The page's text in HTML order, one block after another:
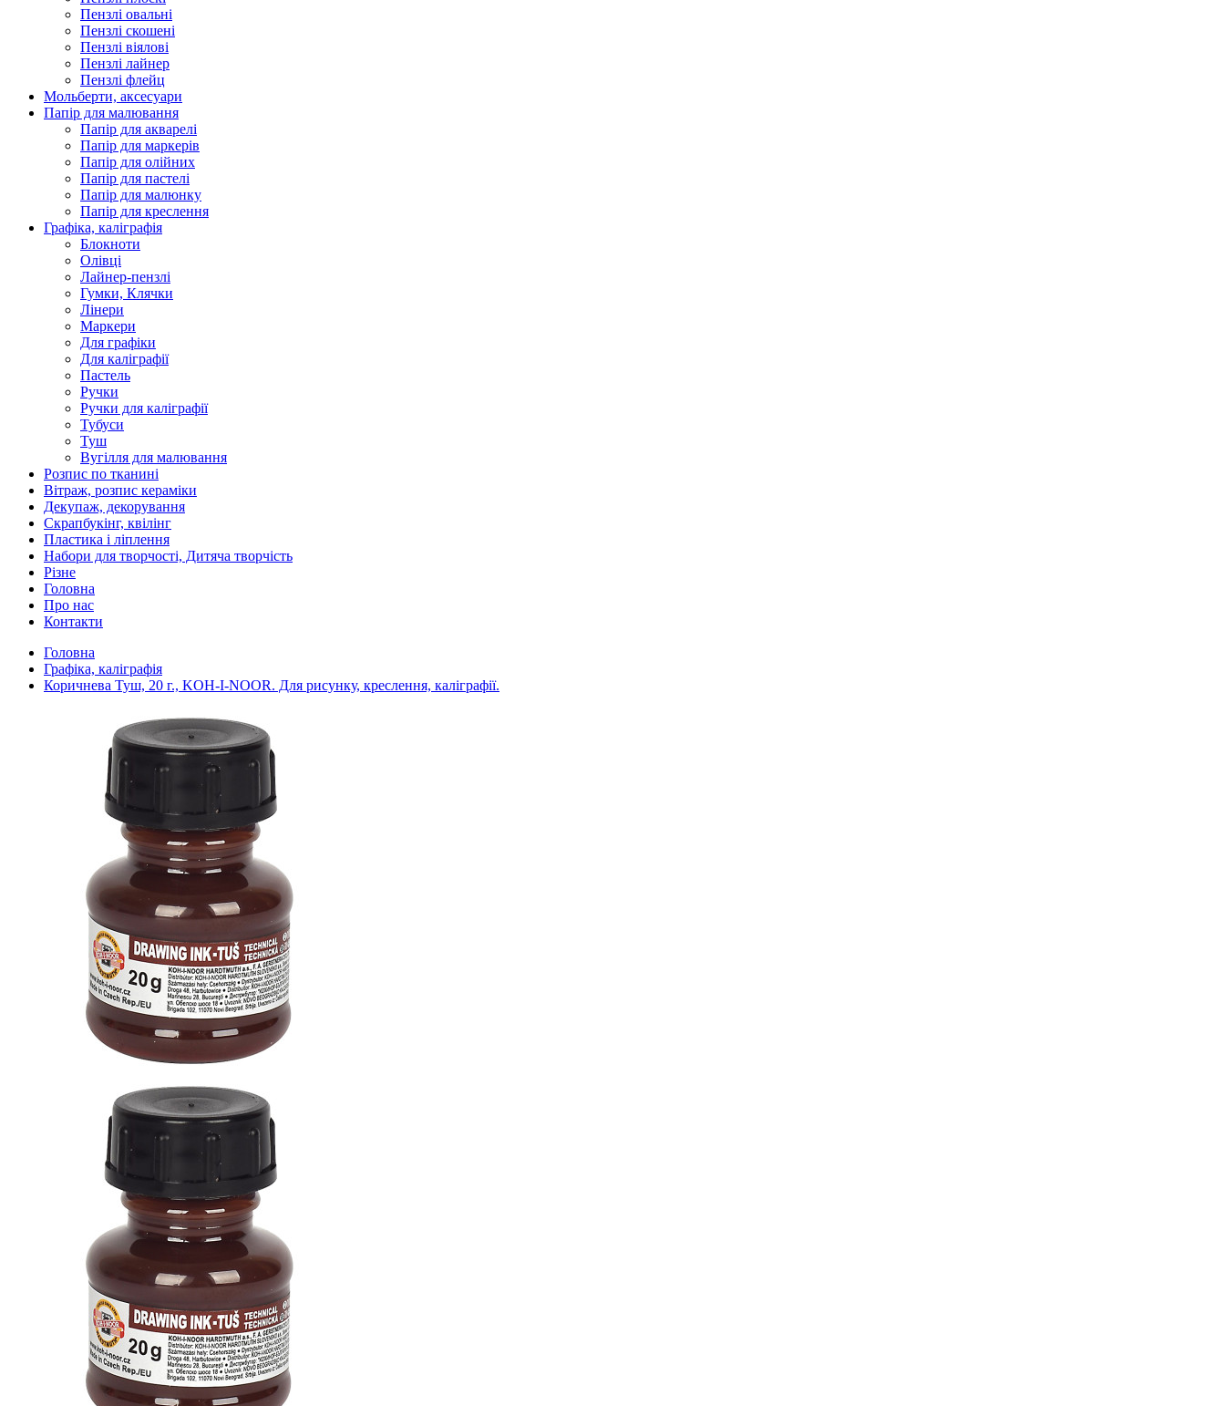
Пензлі овальні
Пензлі скошені
Пензлі віялові
Пензлі лайнер
Пензлі флейц
Мольберти, аксесуари
Папір для малювання
Папір для акварелі
Папір для маркерів
Папір для олійних
Папір для пастелі
Папір для малюнку
Папір для креслення
Графіка, каліграфія
Блокноти
Олівці
Лайнер-пензлі
Гумки, Клячки
Лінери
Маркери
Для графіки
Для каліграфії
Пастель
Ручки
Ручки для каліграфії
Тубуси
Туш
Вугілля для малювання
Розпис по тканині
Вітраж, розпис кераміки
Декупаж, декорування
Скрапбукінг, квілінг
Пластика і ліплення
Набори для творчості, Дитяча творчість
Різне
Головна
Про нас
Контакти
Головна
Графіка, каліграфія
Коричнева Туш, 20 г., KOH-I-NOOR. Для рисунку, креслення, каліграфії.